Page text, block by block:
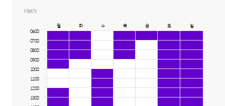
더보기
월 화 수 목 금 토
일
06:00
07:00
08:00
09:00
10:00
11:00
12:00
13:00